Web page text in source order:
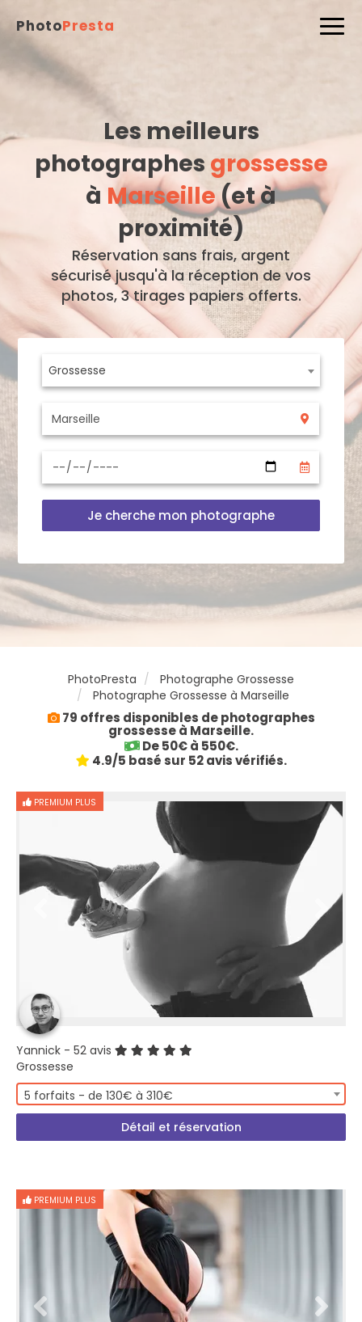
PhotoPresta
Les meilleurs
photographes grossesse
à Marseille(et à
proximité)
Réservation sans frais, argent
sécurisé jusqu'à la réception de vos
photos, 3 tirages papiers offerts.
Grossesse
Je cherche mon photographe
PhotoPresta
Photographe Grossesse
Photographe Grossesse à Marseille
79 offres disponibles de photographes
grossesse à Marseille.
De 50€ à 550€.
4.9/5 basé sur 52 avis vérifiés.
PREMIUM PLUS
Yannick - 52 avis
Grossesse
5 forfaits - de 130€ à 310€
Détail et réservation
PREMIUM PLUS